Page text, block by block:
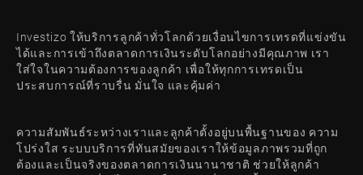
Investizo ให้บริการลูกค้าทั่วโลกด้วยเงื่อนไขการเทรดที่แข่งขัน
ได้และการเข้าถึงตลาดการเงินระดับโลกอย่างมีคุณภาพ เรา
ใส่ใจในความต้องการของลูกค้า เพื่อให้ทุกการเทรดเป็น
ประสบการณ์ที่ราบรื่น มั่นใจ และคุ้มค่า
ความสัมพันธ์ระหว่างเราและลูกค้าตั้งอยู่บนพื้นฐานของ ความ
โปร่งใส ระบบบริการที่ทันสมัยของเราให้ข้อมูลภาพรวมที่ถูก
ต้องและเป็นจริงของตลาดการเงินนานาชาติ ช่วยให้ลูกค้า